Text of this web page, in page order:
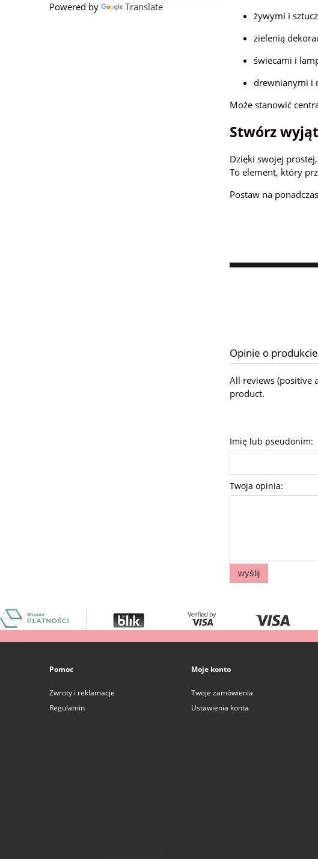
Powered by Translate
żywymi i
zielenią
świecami i
drewnianymi i
Może stanowić
Stwórz
Dzięki swojej
To element, który
Postaw na
Opinie o
All reviews (positive
product.
Imię lub pseudonim:
Twoja opinia:
wyślij
Pomoc
Zwroty i reklamacje
Regulamin
Moje konto
Twoje zamówienia
Ustawienia konta